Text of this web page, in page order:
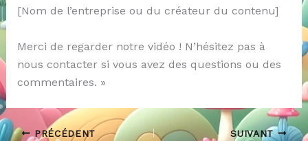
[Nom de l’entreprise ou du créateur du contenu]
Merci de regarder notre vidéo ! N’hésitez pas à
nous contacter si vous avez des questions ou des
commentaires. »
PRÉCÉDENT SUIVANT